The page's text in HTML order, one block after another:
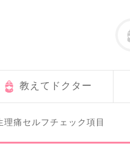
教えてドクター
理痛セルフチェック項目